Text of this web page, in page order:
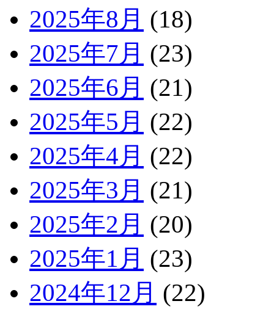
2025年8月 (18)
2025年7月 (23)
2025年6月 (21)
2025年5月 (22)
2025年4月 (22)
2025年3月 (21)
2025年2月 (20)
2025年1月 (23)
2024年12月 (22)